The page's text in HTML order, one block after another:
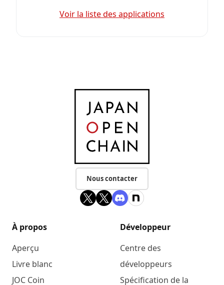
Voir la liste des applications
Nous contacter
À propos
Aperçu
Livre blanc
JOC Coin
Développeur
Centre des
développeurs
Spécification de la